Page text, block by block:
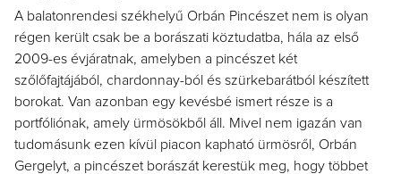
A balatonrendesi székhelyű Orbán Pincészet nem is olyan
régen került csak be a borászati köztudatba, hála az első
2009-es évjáratnak, amelyben a pincészet két
szőlőfajtájából, chardonnay-ból és szürkebarátból készített
borokat. Van azonban egy kevésbé ismert része is a
portfóliónak, amely ürmösökből áll. Mivel nem igazán van
tudomásunk ezen kívül piacon kapható ürmösről, Orbán
Gergelyt, a pincészet borászát kerestük meg, hogy többet